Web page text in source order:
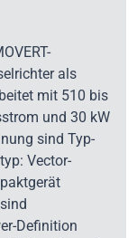
als
mit 510 bis
und 30 kW
sind Typ-
Vector-
Definition